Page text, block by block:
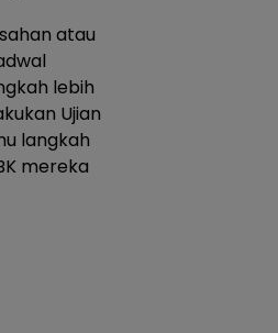
atau
lebih
Ujian
langkah
mereka